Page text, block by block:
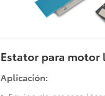
Estator para motor
Aplicación: